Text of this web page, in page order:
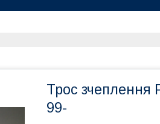
Трос зчеплення
99-